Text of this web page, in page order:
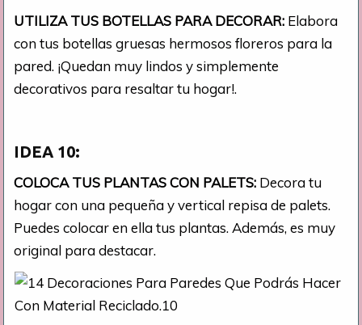
UTILIZA TUS BOTELLAS PARA DECORAR: Elabora
con tus botellas gruesas hermosos floreros para la
pared. ¡Quedan muy lindos y simplemente
decorativos para resaltar tu hogar!.
IDEA 10:
COLOCA TUS PLANTAS CON PALETS: Decora tu
hogar con una pequeña y vertical repisa de palets.
Puedes colocar en ella tus plantas. Además, es muy
original para destacar.